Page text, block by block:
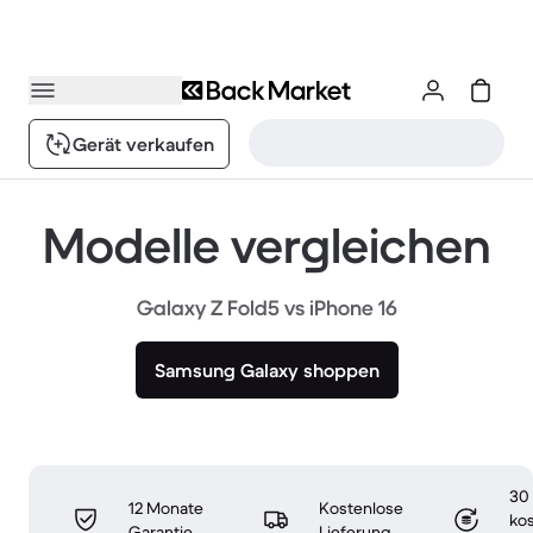
Gerät verkaufen
Modelle vergleichen
Galaxy Z Fold5 vs iPhone 16
Samsung Galaxy shoppen
12 Monate
Kostenlose
30